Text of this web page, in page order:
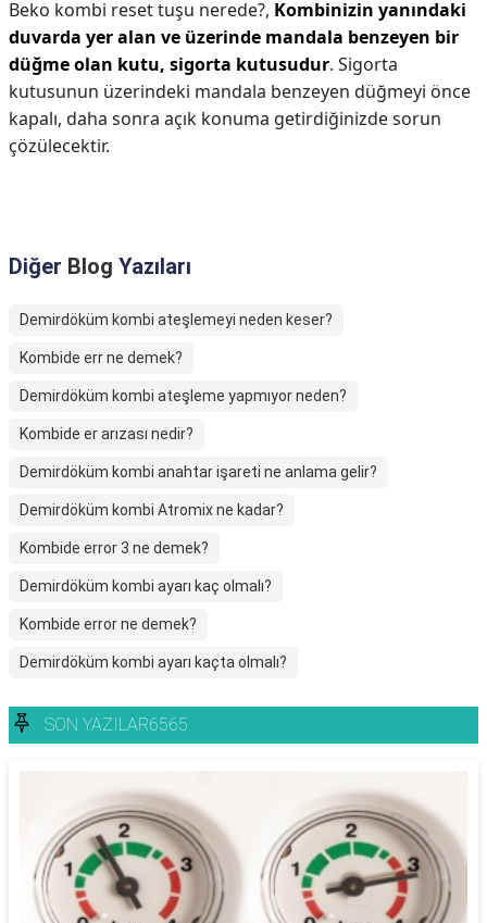
Beko kombi reset tuşu nerede?, Kombinizin yanındaki
duvarda yer alan ve üzerinde mandala benzeyen bir
düğme olan kutu, sigorta kutusudur. Sigorta
kutusunun üzerindeki mandala benzeyen düğmeyi önce
kapalı, daha sonra açık konuma getirdiğinizde sorun
çözülecektir.
Diğer Blog Yazıları
Demirdöküm kombi ateşlemeyi neden keser?
Kombide err ne demek?
Demirdöküm kombi ateşleme yapmıyor neden?
Kombide er arızası nedir?
Demirdöküm kombi anahtar işareti ne anlama gelir?
Demirdöküm kombi Atromix ne kadar?
Kombide error 3 ne demek?
Demirdöküm kombi ayarı kaç olmalı?
Kombide error ne demek?
Demirdöküm kombi ayarı kaçta olmalı?
SON YAZILAR6565